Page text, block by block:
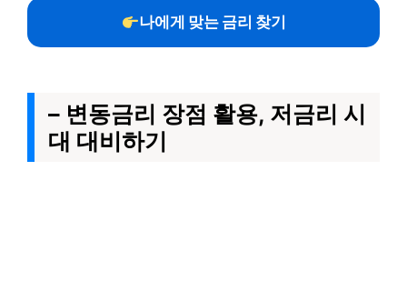
나에게 맞는 금리 찾기
– 변동금리 장점 활용, 저금리 시
대 대비하기